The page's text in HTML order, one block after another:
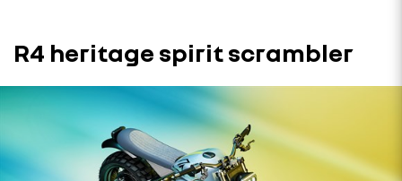
R4 heritage spirit scrambler